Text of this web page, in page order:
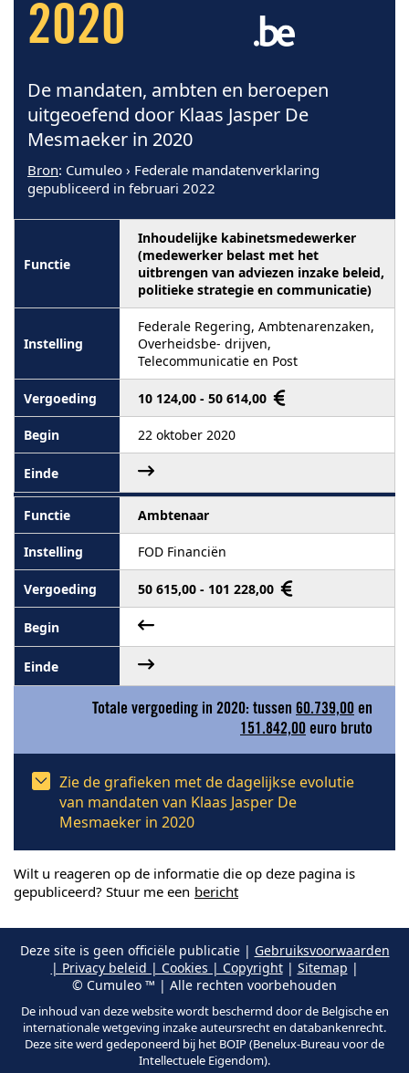
2020
De mandaten, ambten en beroepen
uitgeoefend door Klaas Jasper De
Mesmaeker in 2020
Bron: Cumuleo › Federale mandatenverklaring
gepubliceerd in februari 2022
Inhoudelijke kabinetsmedewerker
(medewerker belast met het
uitbrengen van adviezen inzake beleid,
politieke strategie en communicatie)
Federale Regering, Ambtenarenzaken,
Overheidsbe- drijven,
Telecommunicatie en Post
10 124,00 - 50 614,00
22 oktober 2020
Ambtenaar
FOD Financiën
50 615,00 - 101 228,00
Totale vergoeding in 2020: tussen 60.739,00 en
151.842,00 euro bruto
Zie de grafieken met de dagelijkse evolutie
van mandaten van Klaas Jasper De
Mesmaeker in 2020
Wilt u reageren op de informatie die op deze pagina is
gepubliceerd? Stuur me een bericht
Deze site is geen officiële publicatie | Gebruiksvoorwaarden
| Privacy beleid | Cookies | Copyright| Sitemap |
© Cumuleo ™ | Alle rechten voorbehouden
De inhoud van deze website wordt beschermd door de Belgische en
internationale wetgeving inzake auteursrecht en databankenrecht.
Deze site werd gedeponeerd bij het BOIP (Benelux-Bureau voor de
Intellectuele Eigendom).